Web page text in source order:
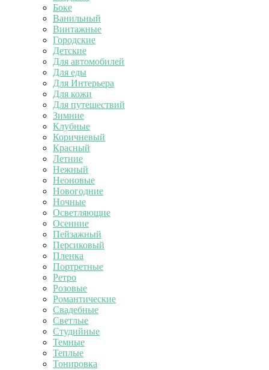
Боке
Ванильный
Винтажные
Городские
Детские
Для автомобилей
Для еды
Для Интерьера
Для кожи
Для путешествий
Зимние
Клубные
Коричневый
Красный
Летние
Нежный
Неоновые
Новогодние
Ночные
Осветляющие
Осенние
Пейзажный
Персиковый
Пленка
Портретные
Ретро
Розовые
Романтические
Свадебные
Светлые
Студийные
Темные
Теплые
Тонировка